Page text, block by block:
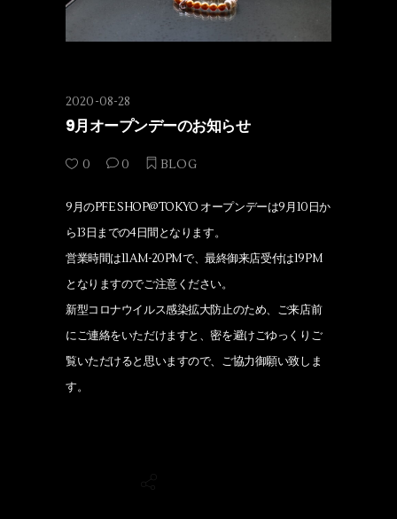
2020-08-28
9月オープンデーのお知らせ
0 0 BLOG
9月のPFE SHOP@TOKYO オープンデーは9月10日か
ら13日までの4日間となります。
営業時間は11AM-20PMで、最終御来店受付は19PM
となりますのでご注意ください。
新型コロナウイルス感染拡大防止のため、ご来店前
にご連絡をいただけますと、密を避けごゆっくりご
覧いただけると思いますので、ご協力御願い致しま
す。